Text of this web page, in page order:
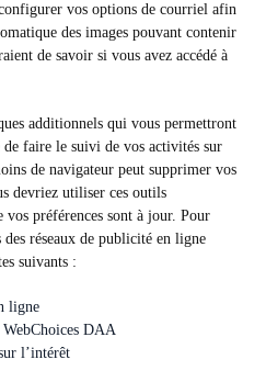
vos options de courriel afin
des images pouvant contenir
de savoir si vous avez accédé à
additionnels qui vous permettront
faire le suivi de vos activités sur
de navigateur peut supprimer vos
devriez utiliser ces outils
vos préférences sont à jour. Pour
des réseaux de publicité en ligne
suivants :
ligne
DAA
l’intérêt